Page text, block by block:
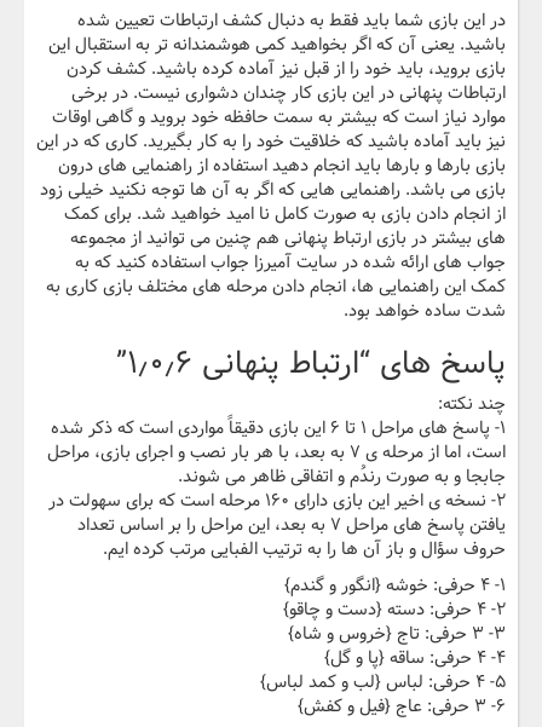
در این بازی شما باید فقط به دنبال کشف ارتباطات تعیین شده
باشید. یعنی آن که اگر بخواهید کمی هوشمندانه تر به استقبال این
بازی بروید، باید خود را از قبل نیز آماده کرده باشید. کشف کردن
ارتباطات پنهانی در این بازی کار چندان دشواری نیست. در برخی
موارد نیاز است که بیشتر به سمت حافظه خود بروید و گاهی اوقات
نیز باید آماده باشید که خلاقیت خود را به کار بگیرید. کاری که در این
بازی بارها و بارها باید انجام دهید استفاده از راهنمایی های درون
بازی می باشد. راهنمایی هایی که اگر به آن ها توجه نکنید خیلی زود
از انجام دادن بازی به صورت کامل نا امید خواهید شد. برای کمک
های بیشتر در بازی ارتباط پنهانی هم چنین می توانید از مجموعه
جواب های ارائه شده در سایت آمیرزا جواب استفاده کنید که به
کمک این راهنمایی ها، انجام دادن مرحله های مختلف بازی کاری به
شدت ساده خواهد بود.
پاسخ های “ارتباط پنهانی ۱٫۰٫۶”
چند نکته:
۱- پاسخ های مراحل ۱ تا ۶ این بازی دقیقاً مواردی است که ذکر شده
است، اما از مرحله ی ۷ به بعد، با هر بار نصب و اجرای بازی، مراحل
جابجا و به صورت رندُم و اتفاقی ظاهر می شوند.
۲- نسخه ی اخیر این بازی دارای ۱۶۰ مرحله است که برای سهولت در
یافتن پاسخ های مراحل ۷ به بعد، این مراحل را بر اساس تعداد
حروف سؤال و باز آن ها را به ترتیب الفبایی مرتب کرده ایم.
۱- ۴ حرفی: خوشه {انگور و گندم}
۲- ۴ حرفی: دسته {دست و چاقو}
۳- ۳ حرفی: تاج {خروس و شاه}
۴- ۴ حرفی: ساقه {پا و گل}
۵- ۴ حرفی: لباس {لب و کمد لباس}
۶- ۳ حرفی: عاج {فیل و کفش}